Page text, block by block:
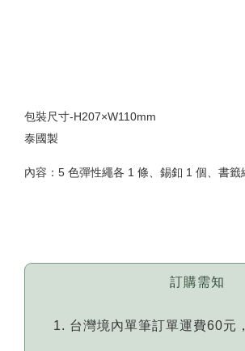
包裝尺寸-H207×W110mm
泰國製
內容： 5 色彈性繩各 1 條、錫釦 1 個、書籤
訂購需知
台灣境內單筆訂單運費60元